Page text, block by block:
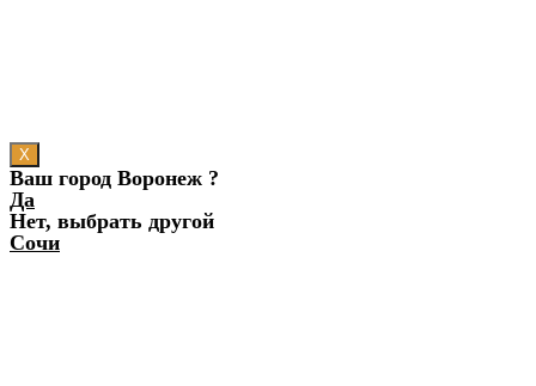
X
Ваш город Воронеж ?
Да
Нет, выбрать другой
Сочи